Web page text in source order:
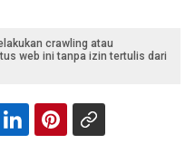
crawling atau
web ini tanpa izin tertulis dari